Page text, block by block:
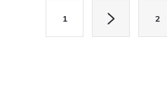
a
1 2